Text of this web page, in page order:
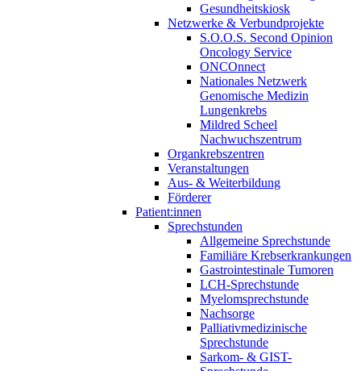
Gesundheitskiosk
Netzwerke & Verbundprojekte
S.O.O.S. Second Opinion
Oncology Service
ONCOnnect
Nationales Netzwerk
Genomische Medizin
Lungenkrebs
Mildred Scheel
Nachwuchszentrum
Organkrebszentren
Veranstaltungen
Aus- & Weiterbildung
Förderer
Patient:innen
Sprechstunden
Allgemeine Sprechstunde
Familiäre Krebserkrankungen
Gastrointestinale Tumoren
LCH-Sprechstunde
Myelomsprechstunde
Nachsorge
Palliativmedizinische
Sprechstunde
Sarkom- & GIST-